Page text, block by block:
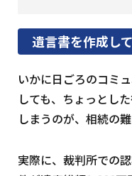
遺言書を作成し
いかに日ごろのコミ
しても、ちょっとし
しまうのが、相続の
実際に、裁判所での